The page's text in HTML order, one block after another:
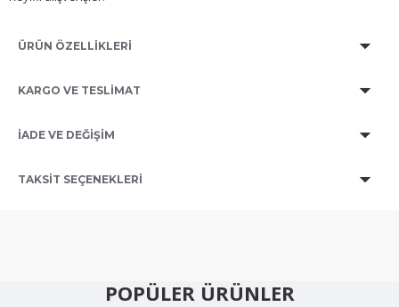
ÜRÜN ÖZELLİKLERİ
KARGO VE TESLİMAT
İADE VE DEĞİŞİM
TAKSIT SEÇENEKLERI
POPÜLER ÜRÜNLER